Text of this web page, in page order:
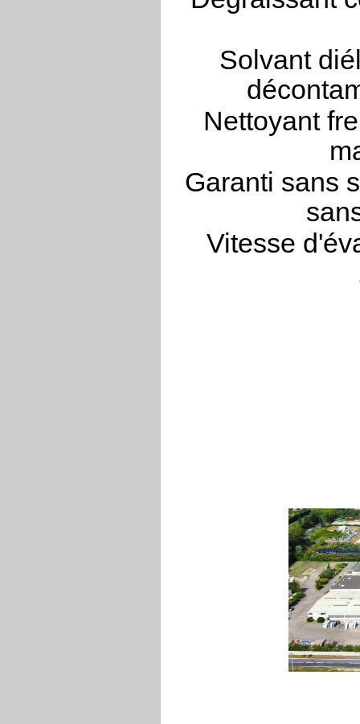
Solvant
Nettoyant
Garanti sans
Vitesse